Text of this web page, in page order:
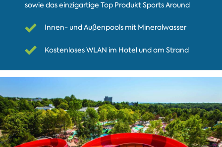
sowie das einzigartige Top Produkt Sports Around
Innen- und Außenpools mit Mineralwasser
Kostenloses WLAN im Hotel und am Strand